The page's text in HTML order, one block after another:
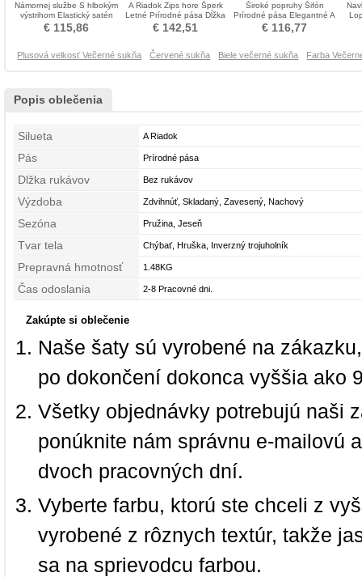
Námornej službe S hlbokým
výstrihom Elastický satén
Večerné šaty
€ 115,86
A Riadok Zips hore Šperk
Letné Prírodné pása Dĺžka
podlahy Večerné šaty
€ 142,51
Široké popruhy Šifón
Prírodné pása Elegantné A
linka Večerné šaty
€ 116,77
Plusová velkosť Večerné sukňa Červené sukňa Biele večerné sukňa Farba
Popis oblečenia
Silueta A Riadok
Pás Prírodné pása
Dlžka rukávov Bez rukávov
Výzdoba Zdvihnúť, Skladaný, Zavesený, Nachový
Sezóna Pružina, Jeseň
Tvar tela Chýbať, Hruška, Inverzný trojuholník
Prepravná hmotnosť 1.48KG
Čas odoslania 2-8 Pracovné dni.
Zakúpte si oblečenie
Naše šaty sú vyrobené na
po dokončení dokonca vyššia ako
Všetky objednávky potrebujú naši
ponúknite nám správnu e-mailovú
dvoch pracovných dní.
Vyberte farbu, ktorú ste chceli z
vyrobené z rôznych textúr, takže
sa na sprievodcu farbou.